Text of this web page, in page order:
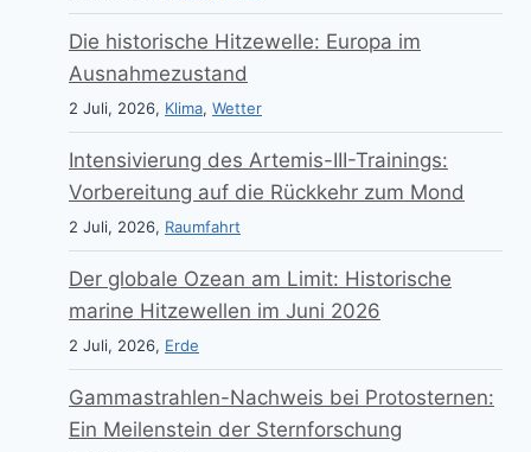
Die historische Hitzewelle: Europa im
Ausnahmezustand
2 Juli, 2026, Klima, Wetter
Intensivierung des Artemis-III-Trainings:
Vorbereitung auf die Rückkehr zum Mond
2 Juli, 2026, Raumfahrt
Der globale Ozean am Limit: Historische
marine Hitzewellen im Juni 2026
2 Juli, 2026, Erde
Gammastrahlen-Nachweis bei Protosternen:
Ein Meilenstein der Sternforschung